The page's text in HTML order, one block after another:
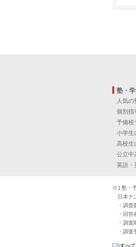
塾・
人気
個別指
予備校
小学生
高校生
公立中
英語・
※1 塾・
日本ナ
・調
・回
・調
・調